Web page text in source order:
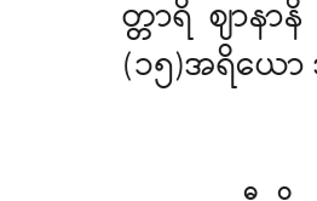
တ္တာရိ ဈာနာ
(၁၅)အရိယော